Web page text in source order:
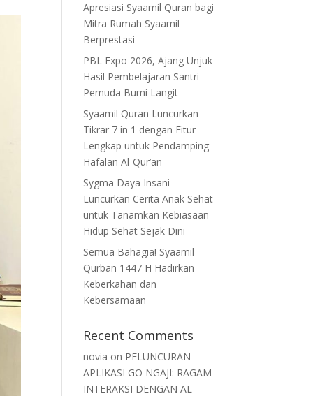
Apresiasi Syaamil Quran bagi
Mitra Rumah Syaamil
Berprestasi
PBL Expo 2026, Ajang Unjuk
Hasil Pembelajaran Santri
Pemuda Bumi Langit
Syaamil Quran Luncurkan
Tikrar 7 in 1 dengan Fitur
Lengkap untuk Pendamping
Hafalan Al-Qur’an
Sygma Daya Insani
Luncurkan Cerita Anak Sehat
untuk Tanamkan Kebiasaan
Hidup Sehat Sejak Dini
Semua Bahagia! Syaamil
Qurban 1447 H Hadirkan
Keberkahan dan
Kebersamaan
Recent Comments
novia on PELUNCURAN
APLIKASI GO NGAJI: RAGAM
INTERAKSI DENGAN AL-